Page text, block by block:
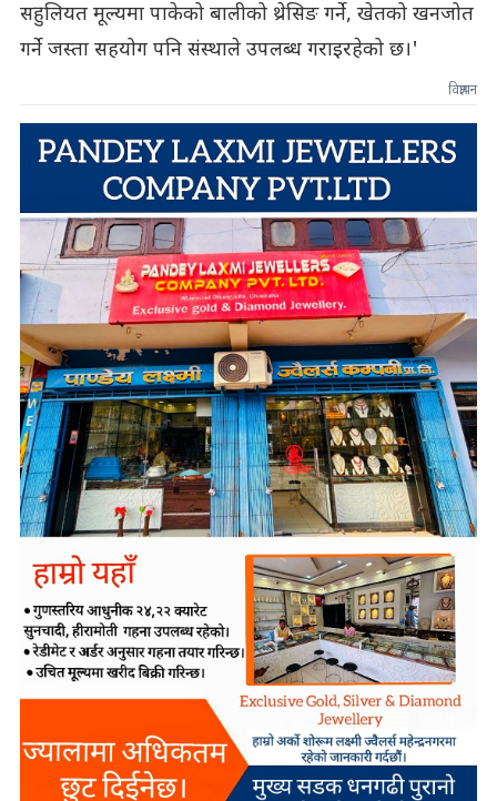
सहुलियत मूल्यमा पाकेको बालीको थ्रेसिङ गर्ने, खेतको खनजोत
गर्ने जस्ता सहयोग पनि संस्थाले उपलब्ध गराइरहेको छ।'
विज्ञापन